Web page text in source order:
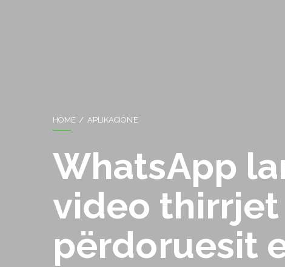
HOME APLIKACIONE
WhatsApp
video thirrjet
përdoruesit